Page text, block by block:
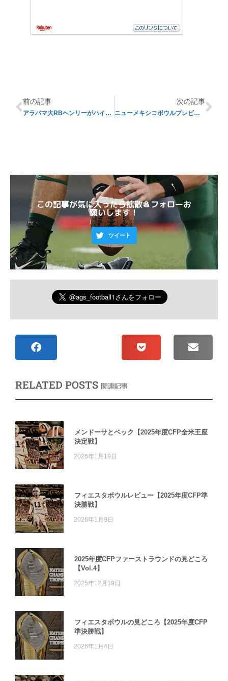
前の記事
アラバマ大RBヘンリーがハイズマントロフィーを受賞
次の記事
ニューメキシコボウルプレビュー
この記事が気に入ったら拡散＆フォローお
願いします！
ツイート
RELATED POSTS 関連記事
メンドーサとベック【2025年度CFP全米王座
決定戦】
2026年1月19日
フィエスタボウルレビュー【2025年度CFP準
決勝戦】
2026年1月9日
2025年度CFPファーストラウンドの見どころ
【Vol.4】
2025年12月19日
フィエスタボウルの見どころ【2025年度CFP
準決勝戦】
2026年1月4日